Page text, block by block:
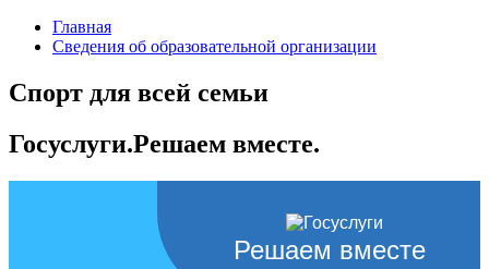
Главная
Сведения об образовательной организации
Спорт для всей семьи
Госуслуги.Решаем вместе.
Решаем вместе